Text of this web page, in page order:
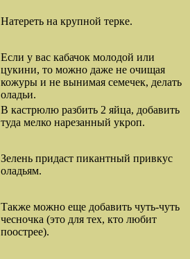
Натереть на крупной терке.
Если у вас кабачок молодой или
цукини, то можно даже не очищая
кожуры и не вынимая семечек, делать
оладьи.
В кастрюлю разбить 2 яйца, добавить
туда мелко нарезанный укроп.
Зелень придаст пикантный привкус
оладьям.
Также можно еще добавить чуть-чуть
чесночка (это для тех, кто любит
поострее).